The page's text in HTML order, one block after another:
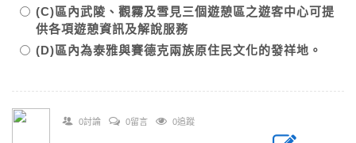
(C)區內武陵、觀霧及雪見三個遊憩區之遊客中心可提
供各項遊憩資訊及解說服務
(D)區內為泰雅與賽德克兩族原住民文化的發祥地。
0討論 0留言 0追蹤